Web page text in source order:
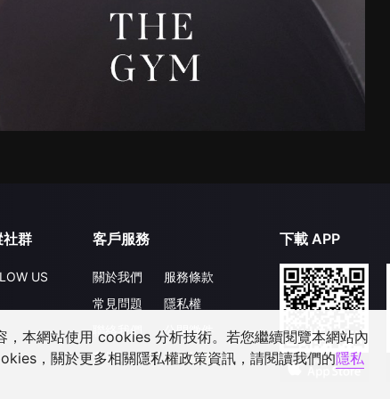
社群
US
客戶服務
關於我們
常見問題
聯絡我們
升級VIP
服務條款
隱私權
公開徵件
合作洽談
下載 APP
，本網站使用 cookies 分析技術。若您繼續閱覽本網站內
，關於更多相關隱私權政策資訊，請閱讀我們的隱私